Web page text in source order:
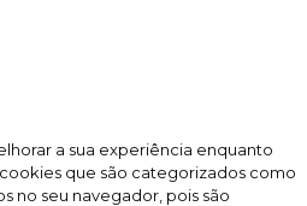
a sua experiência enquanto
que são categorizados como
no seu navegador, pois são